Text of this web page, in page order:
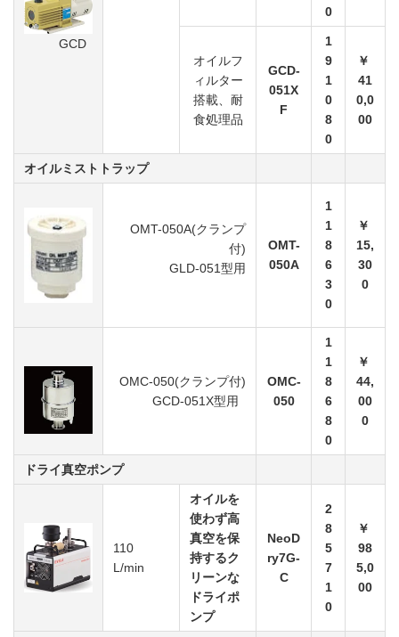
GCD
0
オイルフ
ィルター
搭載、耐
食処理品
GCD-
051X
F
1
9
1
0
8
0
￥
41
0,0
00
オイルミストトラップ
OMT-050A(クランプ
付)
GLD-051型用
OMT-
050A
1
1
8
6
3
0
￥
15,
30
0
OMC-050(クランプ付)
GCD-051X型用
OMC-
050
1
1
8
6
8
0
￥
44,
00
0
ドライ真空ポンプ
110
L/min
オイルを
使わず高
真空を保
持するク
リーンな
ドライポ
ンプ
NeoD
ry7G-
C
2
8
5
7
1
0
￥
98
5,0
00